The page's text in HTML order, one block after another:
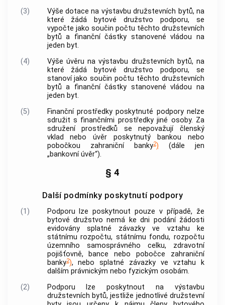
(3)
Výše dotace na výstavbu družstevních bytů, na
které žádá bytové družstvopodporu, se
vypočte jako součin počtu těchto družstevních
bytů a finanční částky stanovené vládou na
jeden byt.
(4)
Výše úvěru navýstavbu družstevních bytů, na
které žádá bytové družstvopodporu, se
stanoví jako součin počtu těchto družstevních
bytů a finanční částky stanovené vládou na
jeden byt.
(5)
Finanční prostředky poskytnuté podporynelze
sdružit s finančními prostředky jiné osoby. Za
sdružení prostředků se nepovažují členský
vklad nebo úvěr poskytnutýbankou nebo
pobočkou zahraniční banky2) (dále jen
„bankovní úvěr“).
§ 4
Další podmínky poskytnutí podpory
(1) Podporu lze poskytnout pouze v případě, že
bytové družstvo nemá ke dni podání žádosti
evidovány splatné závazky ve vztahu ke
státnímu rozpočtu, státnímu fondu, rozpočtu
územního samosprávného celku, zdravotní
pojišťovně, bance nebo pobočce zahraniční
banky2), nebo splatné závazky ve vztahu k
dalším právnickým nebo fyzickým osobám.
(2)
Podporu lze poskytnout na výstavbu
družstevních bytů, jestliže jednotlivé družstevní